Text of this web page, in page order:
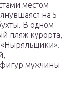
местом
на 5
В одном
пляж курорта,
«Ныряльщики».
мужчины